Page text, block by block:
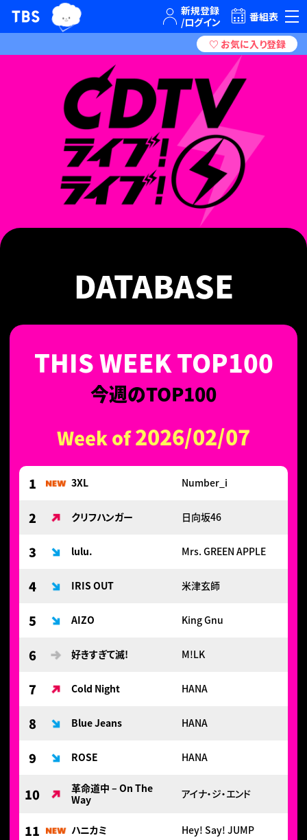
TBSテレビ｜ときめくときを。
TBSグループキャラクター『ワクティ』
番組表
DATABASE
今週のTOP100
Week of2026/02/07
1 3XL Number_i
2 クリフハンガー 日向坂46
3 lulu. Mrs. GREEN APPLE
4 IRIS OUT 米津玄師
5 AIZO King Gnu
6 好きすぎて滅! M!LK
7 Cold Night HANA
8 Blue Jeans HANA
9 ROSE HANA
10
革命道中 – On The
Way
アイナ・ジ・エンド
11 ハニカミ Hey! Say! JUMP